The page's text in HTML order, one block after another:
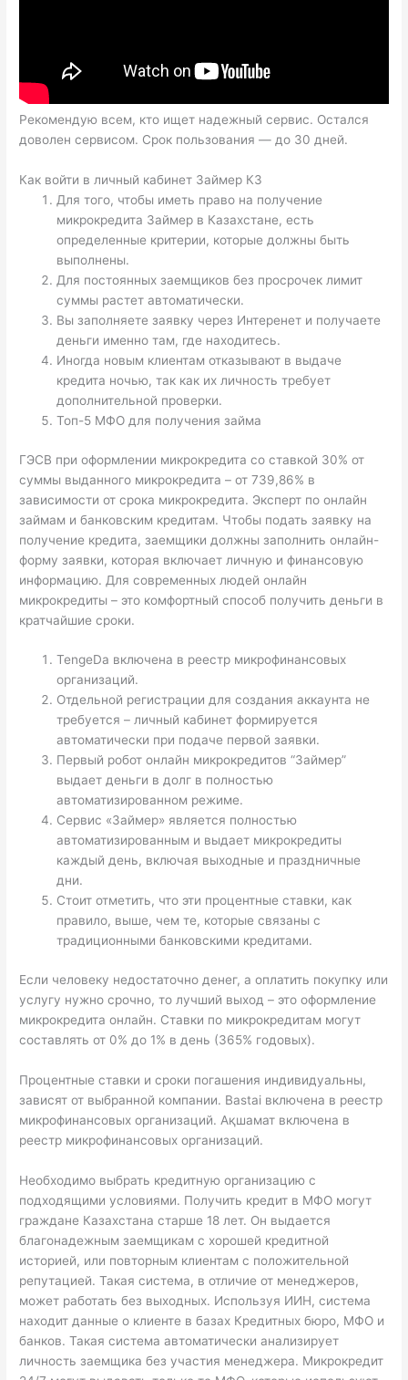
Рекомендую всем, кто ищет надежный сервис. Остался
доволен сервисом. Срок пользования — до 30 дней.
Как войти в личный кабинет Займер КЗ
Для того, чтобы иметь право на получение
микрокредита Займер в Казахстане, есть
определенные критерии, которые должны быть
выполнены.
Для постоянных заемщиков без просрочек лимит
суммы растет автоматически.
Вы заполняете заявку через Интеренет и получаете
деньги именно там, где находитесь.
Иногда новым клиентам отказывают в выдаче
кредита ночью, так как их личность требует
дополнительной проверки.
Топ-5 МФО для получения займа
ГЭСВ при оформлении микрокредита со ставкой 30% от
суммы выданного микрокредита – от 739,86% в
зависимости от срока микрокредита. Эксперт по онлайн
займам и банковским кредитам. Чтобы подать заявку на
получение кредита, заемщики должны заполнить онлайн-
форму заявки, которая включает личную и финансовую
информацию. Для современных людей онлайн
микрокредиты – это комфортный способ получить деньги в
кратчайшие сроки.
TengeDa включена в реестр микрофинансовых
организаций.
Отдельной регистрации для создания аккаунта не
требуется – личный кабинет формируется
автоматически при подаче первой заявки.
Первый робот онлайн микрокредитов “Займер”
выдает деньги в долг в полностью
автоматизированном режиме.
Сервис «Займер» является полностью
автоматизированным и выдает микрокредиты
каждый день, включая выходные и праздничные
дни.
Стоит отметить, что эти процентные ставки, как
правило, выше, чем те, которые связаны с
традиционными банковскими кредитами.
Если человеку недостаточно денег, а оплатить покупку или
услугу нужно срочно, то лучший выход – это оформление
микрокредита онлайн. Ставки по микрокредитам могут
составлять от 0% до 1% в день (365% годовых).
Процентные ставки и сроки погашения индивидуальны,
зависят от выбранной компании. Bastai включена в реестр
микрофинансовых организаций. Ақшамат включена в
реестр микрофинансовых организаций.
Необходимо выбрать кредитную организацию с
подходящими условиями. Получить кредит в МФО могут
граждане Казахстана старше 18 лет. Он выдается
благонадежным заемщикам с хорошей кредитной
историей, или повторным клиентам с положительной
репутацией. Такая система, в отличие от менеджеров,
может работать без выходных. Используя ИИН, система
находит данные о клиенте в базах Кредитных бюро, МФО и
банков. Такая система автоматически анализирует
личность заемщика без участия менеджера. Микрокредит